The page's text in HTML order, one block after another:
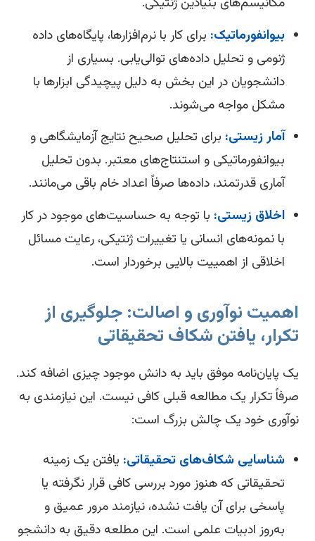
بیوانفورماتیک:برای کار با نرم‌افزارها، پایگاه‌های داده
ژنومی و تحلیل داده‌های توالی‌یابی. بسیاری از
دانشجویان در این بخش به دلیل پیچیدگی ابزارها با
مشکل مواجه می‌شوند.
آمار زیستی:برای تحلیل صحیح نتایج آزمایشگاهی و
بیوانفورماتیکی و استنتاج‌های معتبر. بدون تحلیل
آماری قدرتمند، داده‌ها صرفاً اعداد خام باقی می‌مانند.
اخلاق زیستی:با توجه به حساسیت‌های موجود در کار
با نمونه‌های انسانی یا تغییرات ژنتیکی، رعایت مسائل
اخلاقی از اهمییت بالایی برخوردار است.
نوآوری و اصالت: جلوگیری از
یافتن شکاف تحقیقاتی
پایان‌نامه موفق باید به دانش موجود چیزی اضافه کند.
تکرار یک مطالعه قبلی کافی نیست. این نیازمندی به
خود یک چالش بزرگ است:
شناسایی شکاف‌های تحقیقاتی:یافتن یک زمینه
تحقیقاتی که هنوز مورد بررسی کافی قرار نگرفته یا
پاسخی برای آن یافت نشده، نیازمند مرور عمیق و
به‌روز ادبیات علمی است. این مطلعه دقیق به دانشجو